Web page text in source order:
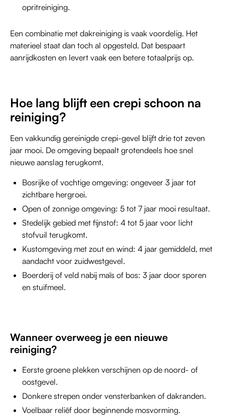
opritreiniging.
Een combinatie met dakreiniging is vaak voordelig. Het
materieel staat dan toch al opgesteld. Dat bespaart
aanrijdkosten en levert vaak een betere totaalprijs op.
Hoe lang blijft een crepi schoon na
reiniging?
Een vakkundig gereinigde crepi-gevel blijft drie tot zeven
jaar mooi. De omgeving bepaalt grotendeels hoe snel
nieuwe aanslag terugkomt.
Bosrijke of vochtige omgeving: ongeveer 3 jaar tot
zichtbare hergroei.
Open of zonnige omgeving: 5 tot 7 jaar mooi resultaat.
Stedelijk gebied met fijnstof: 4 tot 5 jaar voor licht
stofvuil terugkomt.
Kustomgeving met zout en wind: 4 jaar gemiddeld, met
aandacht voor zuidwestgevel.
Boerderij of veld nabij maïs of bos: 3 jaar door sporen
en stuifmeel.
Wanneer overweeg je een nieuwe
reiniging?
Eerste groene plekken verschijnen op de noord- of
oostgevel.
Donkere strepen onder vensterbanken of dakranden.
Voelbaar reliëf door beginnende mosvorming.